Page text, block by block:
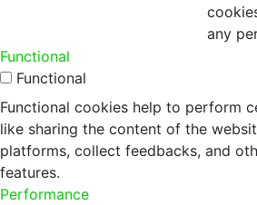
any
Functional
Functional
Functional cookies help to perform
like sharing the content of the
platforms, collect feedbacks, and
features.
Performance